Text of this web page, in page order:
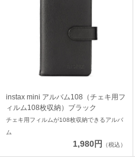
instax mini アルバム108（チェキ用フ
ィルム108枚収納）ブラック
チェキ用フィルムが108枚収納できるアルバ
ム
1,980円 （税込）